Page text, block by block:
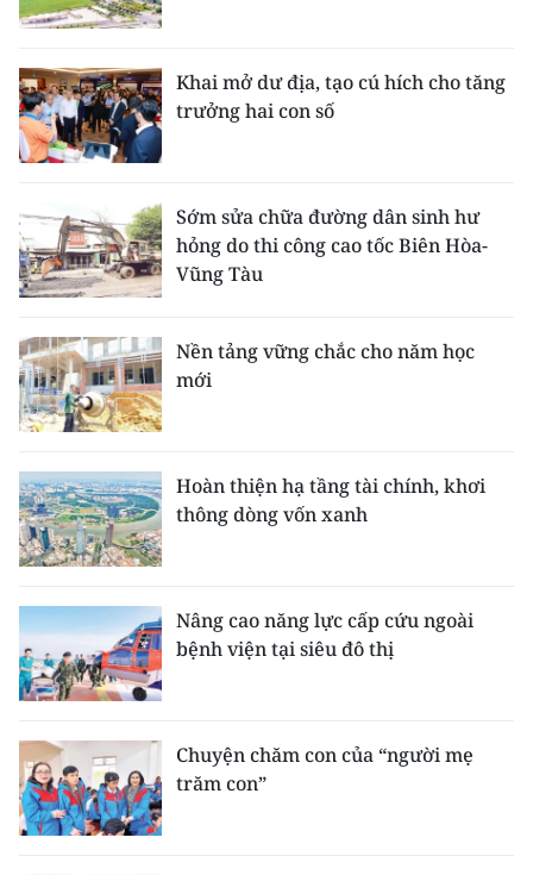
Khai mở dư địa, tạo cú hích cho tăng
trưởng hai con số
Sớm sửa chữa đường dân sinh hư
hỏng do thi công cao tốc Biên Hòa-
Vũng Tàu
Nền tảng vững chắc cho năm học
mới
Hoàn thiện hạ tầng tài chính, khơi
thông dòng vốn xanh
Nâng cao năng lực cấp cứu ngoài
bệnh viện tại siêu đô thị
Chuyện chăm con của “người mẹ
trăm con”